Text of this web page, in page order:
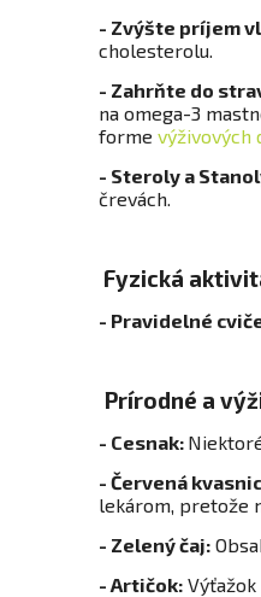
- Zvýšte príjem
cholesterolu.
- Zahrňte do
na omega-3
forme výživových
- Steroly a
črevách.
Fyzická
- Pravidelné
Prírodné a
- Cesnak:
- Červená
lekárom, pretože
- Zelený čaj:
- Artičok: